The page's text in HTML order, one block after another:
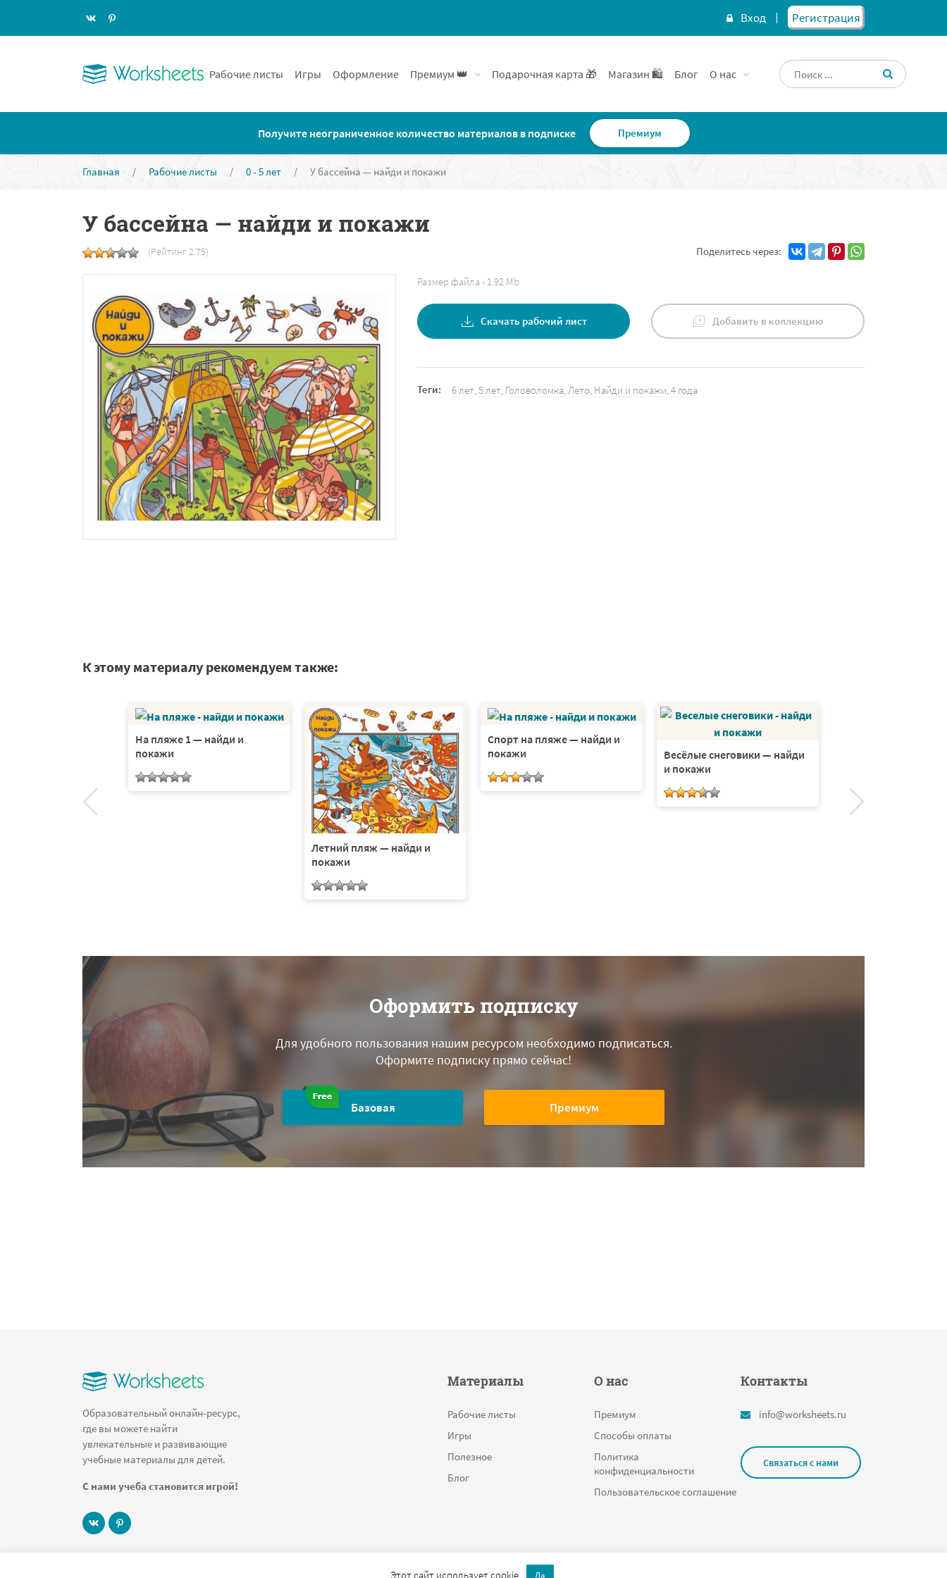
Вход Регистрация
Рабочие листы Игры Оформление Премиум 👑 Подарочная карта 🎁 Магазин 🛍️ Блог О нас
Получите неограниченное количество материалов в подписке Премиум
Главная / Рабочие листы / 0 - 5 лет / У бассейна — найди и покажи
У бассейна — найди и покажи
(Рейтинг 2.75) Поделитесь через:
Размер файла - 1.92 Mb
Скачать рабочий лист Добавить в коллекцию
Теги: 6 лет,5 лет, Головоломка,Лето, Найди и покажи,4 года
К этому материалу рекомендуем также:
На пляже 1 — найди и
покажи
Летний пляж — найди и
покажи
Спорт на пляже — найди и
покажи
Весёлые снеговики — найди
и покажи
Оформить подписку
Для удобного пользования нашим ресурсом необходимо подписаться.
Оформите подписку прямо сейчас!
Базовая Премиум
Образовательный онлайн-ресурс,
где вы можете найти
увлекательные и развивающие
учебные материалы для детей.
С нами учеба становится игрой!
Материалы
Рабочие листы
Игры
Полезное
Блог
О нас
Премиум
Способы оплаты
Политика
конфиденциальности
Пользовательское соглашение
Контакты
info@worksheets.ru
Связаться с нами
Этот сайт использует cookie. Да